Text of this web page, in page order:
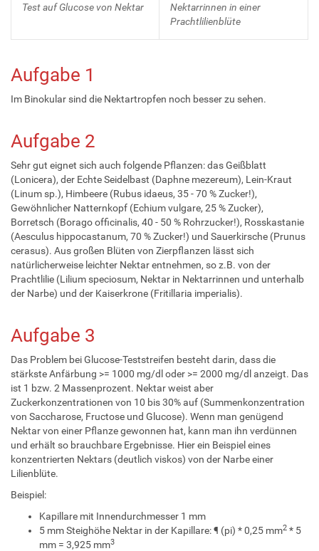
Test auf Glucose von Nektar
Nektarrinnen in einer
Prachtlilienblüte
Aufgabe 1
Im Binokular sind die Nektartropfen noch besser zu sehen.
Aufgabe 2
Sehr gut eignet sich auch folgende Pflanzen: das Geißblatt
(Lonicera), der Echte Seidelbast (Daphne mezereum), Lein-Kraut
(Linum sp.), Himbeere (Rubus idaeus, 35 - 70 % Zucker!),
Gewöhnlicher Natternkopf (Echium vulgare, 25 % Zucker),
Borretsch (Borago officinalis, 40 - 50 % Rohrzucker!), Rosskastanie
(Aesculus hippocastanum, 70 % Zucker!) und Sauerkirsche (Prunus
cerasus). Aus großen Blüten von Zierpflanzen lässt sich
natürlicherweise leichter Nektar entnehmen, so z.B. von der
Prachtlilie (Lilium speciosum, Nektar in Nektarrinnen und unterhalb
der Narbe) und der Kaiserkrone (Fritillaria imperialis).
Aufgabe 3
Das Problem bei Glucose-Teststreifen besteht darin, dass die
stärkste Anfärbung >= 1000 mg/dl oder >= 2000 mg/dl anzeigt. Das
ist 1 bzw. 2 Massenprozent. Nektar weist aber
Zuckerkonzentrationen von 10 bis 30% auf (Summenkonzentration
von Saccharose, Fructose und Glucose). Wenn man genügend
Nektar von einer Pflanze gewonnen hat, kann man ihn verdünnen
und erhält so brauchbare Ergebnisse. Hier ein Beispiel eines
konzentrierten Nektars (deutlich viskos) von der Narbe einer
Lilienblüte.
Beispiel:
Kapillare mit Innendurchmesser 1 mm
5 mm Steighöhe Nektar in der Kapillare: ¶ (pi) * 0,25 mm2 * 5
mm = 3,925 mm3